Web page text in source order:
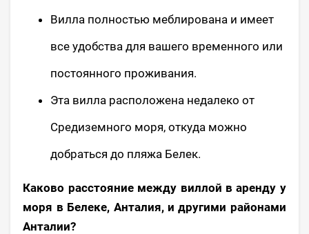
Вилла полностью меблирована и имеет
все удобства для вашего временного или
постоянного проживания.
Эта вилла расположена недалеко от
Средиземного моря, откуда можно
добраться до пляжа Белек.
Каково расстояние между виллой в аренду у
моря в Белеке, Анталия, и другими районами
Анталии?